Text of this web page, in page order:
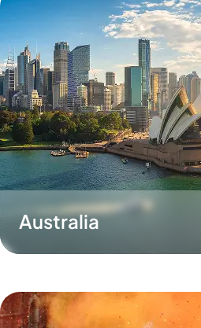
Australia